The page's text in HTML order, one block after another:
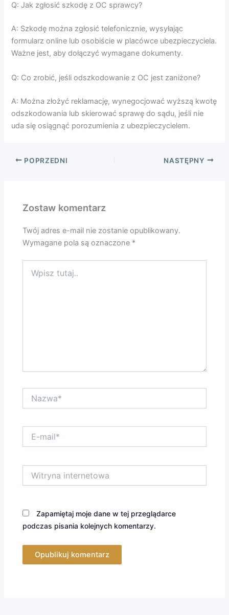
Q: Jak zgłosić szkodę z OC sprawcy?
A: Szkodę można zgłosić telefonicznie, wysyłając
formularz online lub osobiście w placówce ubezpieczyciela.
Ważne jest, aby dołączyć wymagane dokumenty.
Q: Co zrobić, jeśli odszkodowanie z OC jest zaniżone?
A: Można złożyć reklamację, wynegocjować wyższą kwotę
odszkodowania lub skierować sprawę do sądu, jeśli nie
uda się osiągnąć porozumienia z ubezpieczycielem.
POPRZEDNI NASTĘPNY
Zostaw komentarz
Twój adres e-mail nie zostanie opublikowany.
Wymagane pola są oznaczone *
tutaj..
mail*
internetowa
Zapamiętaj moje dane w tej przeglądarce
podczas pisania kolejnych komentarzy.